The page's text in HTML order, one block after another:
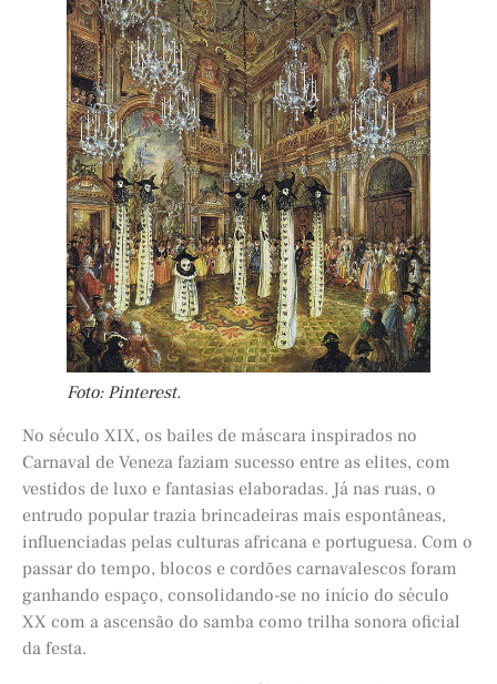
Foto: Pinterest.
No século XIX, os bailes de máscara inspirados no
Carnaval de Veneza faziam sucesso entre as elites, com
vestidos de luxo e fantasias elaboradas. Já nas ruas, o
entrudo popular trazia brincadeiras mais espontâneas,
influenciadas pelas culturas africana e portuguesa. Com o
passar do tempo, blocos e cordões carnavalescos foram
ganhando espaço, consolidando-se no início do século
XX com a ascensão do samba como trilha sonora oficial
da festa.